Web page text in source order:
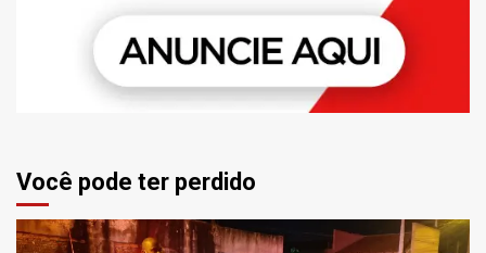
Você pode ter perdido